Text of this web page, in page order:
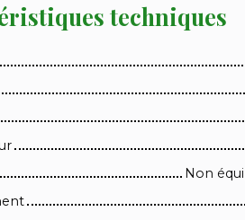
techniques
Non